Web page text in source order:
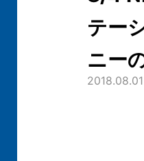
テー
ニー
2018.08.01